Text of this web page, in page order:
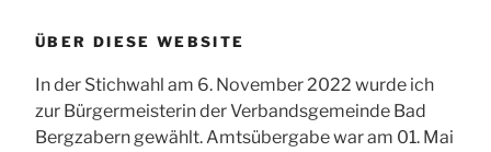
ÜBER DIESE WEBSITE
In der Stichwahl am 6. November 2022 wurde ich
zur Bürgermeisterin der Verbandsgemeinde Bad
Bergzabern gewählt. Amtsübergabe war am 01. Mai